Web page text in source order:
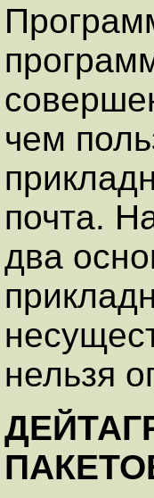
чем
почта.
два
нельзя